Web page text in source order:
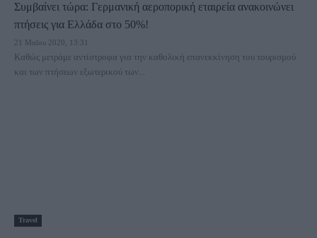
Συμβαίνει τώρα: Γερμανική αεροπορική εταιρεία ανακοινώνει
πτήσεις για Ελλάδα στο 50%!
21 Μαΐου 2020, 13:31
Καθώς μετράμε αντίστροφα για την καθολική επανεκκίνηση του τουρισμού
και των πτήσεων εξωτερικού των...
Travel